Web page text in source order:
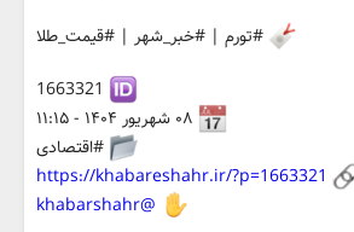
#تورم | #خبر_شهر | #قیمت_طلا
#اقتصادی
https://khabareshahr.ir/?p=1663321
@khabarshahr